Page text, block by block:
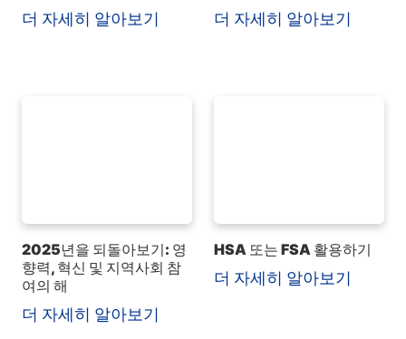
더 자세히 알아보기 더 자세히 알아보기
2025년을 되돌아보기: 영
향력, 혁신 및 지역사회 참
여의 해
더 자세히 알아보기
HSA 또는 FSA 활용하기
더 자세히 알아보기